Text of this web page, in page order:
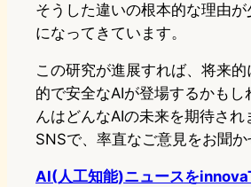
そうした違いの根本的な理由
になってきています。
この研究が進展すれば、将来
的で安全なAIが登場するかもし
んはどんなAIの未来を期待され
SNSで、率直なご意見をお聞か
AI(人工知能)ニュースを